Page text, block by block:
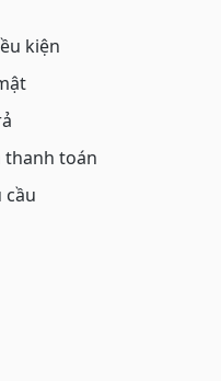
kiện
thanh toán
cầu